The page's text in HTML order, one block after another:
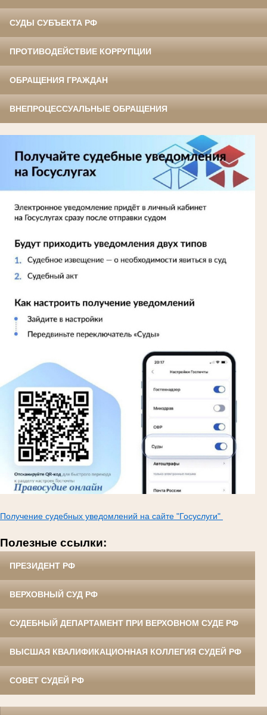
СУДЫ СУБЪЕКТА РФ
ПРОТИВОДЕЙСТВИЕ КОРРУПЦИИ
ОБРАЩЕНИЯ ГРАЖДАН
ВНЕПРОЦЕССУАЛЬНЫЕ ОБРАЩЕНИЯ
Получение судебных уведомлений на сайте "Госуслуги"
Полезные ссылки:
ПРЕЗИДЕНТ РФ
ВЕРХОВНЫЙ СУД РФ
СУДЕБНЫЙ ДЕПАРТАМЕНТ ПРИ ВЕРХОВНОМ СУДЕ РФ
ВЫСШАЯ КВАЛИФИКАЦИОННАЯ КОЛЛЕГИЯ СУДЕЙ РФ
СОВЕТ СУДЕЙ РФ